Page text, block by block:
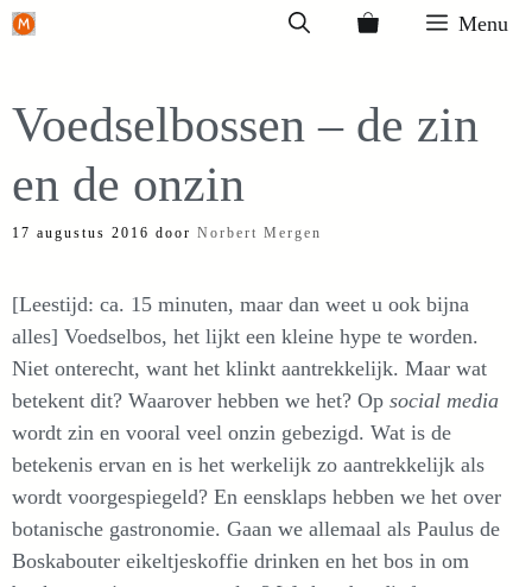
Ga
inhoud
Menu
Voedselbossen – de zin
en de onzin
17 augustus 2016 door Norbert Mergen
[Leestijd: ca. 15 minuten, maar dan weet u ook bijna
alles] Voedselbos, het lijkt een kleine hype te worden.
Niet onterecht, want het klinkt aantrekkelijk. Maar wat
betekent dit? Waarover hebben we het? Op social media
wordt zin en vooral veel onzin gebezigd. Wat is de
betekenis ervan en is het werkelijk zo aantrekkelijk als
wordt voorgespiegeld? En eensklaps hebben we het over
botanische gastronomie. Gaan we allemaal als Paulus de
Boskabouter eikeltjeskoffie drinken en het bos in om